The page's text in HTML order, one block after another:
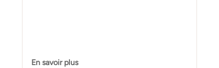
En savoir plus